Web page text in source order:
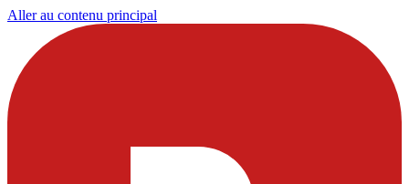
Aller au contenu principal